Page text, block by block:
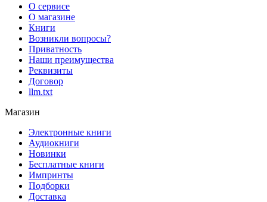
О сервисе
О магазине
Книги
Возникли вопросы?
Приватность
Наши преимущества
Реквизиты
Договор
llm.txt
Магазин
Электронные книги
Аудиокниги
Новинки
Бесплатные книги
Импринты
Подборки
Доставка